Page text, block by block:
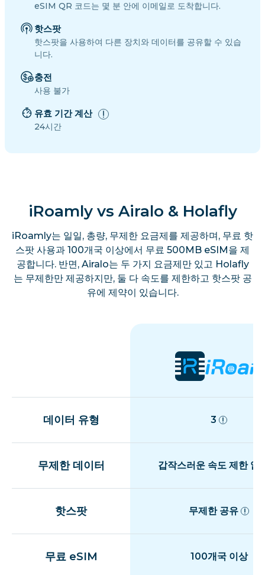
eSIM QR 코드는 몇 분 안에 이메일로 도착합니다.
핫스팟
핫스팟을 사용하여 다른 장치와 데이터를 공유할 수 있습
니다.
충전
사용 불가
유효 기간 계산
24시간
iRoamly vs Airalo & Holafly
iRoamly는 일일, 총량, 무제한 요금제를 제공하며, 무료 핫
스팟 사용과 100개국 이상에서 무료 500MB eSIM을 제
공합니다. 반면, Airalo는 두 가지 요금제만 있고 Holafly
는 무제한만 제공하지만, 둘 다 속도를 제한하고 핫스팟 공
유에 제약이 있습니다.
데이터 유형 3
무제한 데이터 갑작스러운 속도 제한 없
핫스팟 무제한 공유
무료 eSIM 100개국 이상